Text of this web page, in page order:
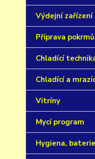
Výdejní zařízení
Příprava pokrmů
Chladící
Chladící a
Vitríny
Mycí program
Hygiena,